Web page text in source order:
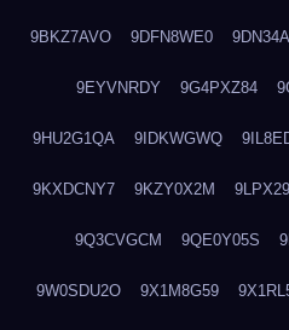
9BKZ7AVO 9DFN8WE0
9EYVNRDY 9G4PXZ84
9HU2G1QA 9IDKWGWQ
9KXDCNY7 9KZY0X2M
9Q3CVGCM 9QE0Y05S
9W0SDU2O 9X1M8G59